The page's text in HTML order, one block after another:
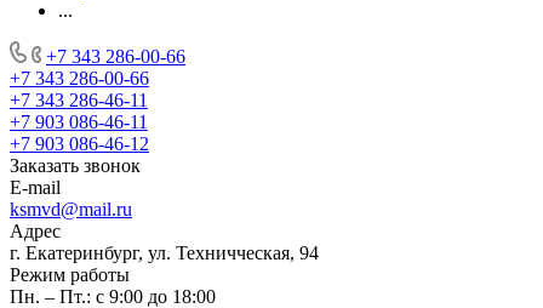
...
+7 343 286-00-66
+7 343 286-00-66
+7 343 286-46-11
+7 903 086-46-11
+7 903 086-46-12
Заказать звонок
E-mail
ksmvd@mail.ru
Адрес
г. Екатеринбург, ул. Техничческая, 94
Режим работы
Пн. – Пт.: с 9:00 до 18:00